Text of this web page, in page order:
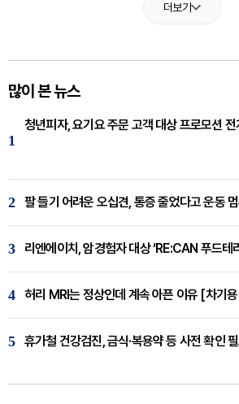
더보기
많이 본 뉴스
1
청년피자, 요기요 주문 고객 대상 프로모션 전
2
3 리엔에이치, 암경험자 대상 ‘RE:CAN 푸드테
4 허리 MRI는 정상인데 계속 아픈 이유 [차기
5 휴가철 건강검진, 금식·복용약 등 사전 확인